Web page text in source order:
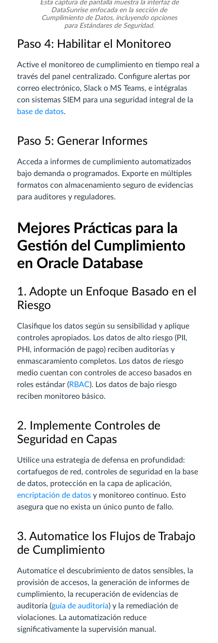
Esta captura de pantalla muestra la interfaz de
DataSunrise enfocada en la sección de
Cumplimiento de Datos, incluyendo opciones
para Estándares de Seguridad.
Paso 4: Habilitar el Monitoreo
Active el monitoreo de cumplimiento en tiempo real a
través del panel centralizado. Configure alertas por
correo electrónico, Slack o MS Teams, e intégralas
con sistemas SIEM para una seguridad integral de la
base de datos.
Paso 5: Generar Informes
Acceda a informes de cumplimiento automatizados
bajo demanda o programados. Exporte en múltiples
formatos con almacenamiento seguro de evidencias
para auditores y reguladores.
Mejores Prácticas para la
Gestión del Cumplimiento
en Oracle Database
1. Adopte un Enfoque Basado en el
Riesgo
Clasifique los datos según su sensibilidad y aplique
controles apropiados. Los datos de alto riesgo (PII,
PHI, información de pago) reciben auditorías y
enmascaramiento completos. Los datos de riesgo
medio cuentan con controles de acceso basados en
roles estándar (RBAC). Los datos de bajo riesgo
reciben monitoreo básico.
2. Implemente Controles de
Seguridad en Capas
Utilice una estrategia de defensa en profundidad:
cortafuegos de red, controles de seguridad en la base
de datos, protección en la capa de aplicación,
encriptación de datos y monitoreo continuo. Esto
asegura que no exista un único punto de fallo.
3. Automatice los Flujos de Trabajo
de Cumplimiento
Automatice el descubrimiento de datos sensibles, la
provisión de accesos, la generación de informes de
cumplimiento, la recuperación de evidencias de
auditoría (guía de auditoría) y la remediación de
violaciones. La automatización reduce
significativamente la supervisión manual.